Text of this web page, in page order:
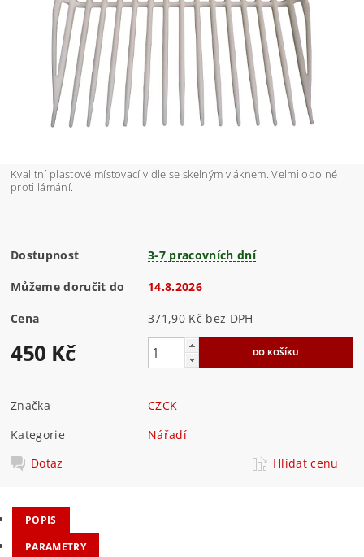
Kvalitní plastové místovací vidle se skelným vláknem. Velmi odolné
proti lámání.
Dostupnost 3-7 pracovních dní
Můžeme doručit do 14.8.2026
Cena 371,90 Kč bez DPH
450 Kč
Značka
CZCK
Kategorie
Nářadí
Dotaz
Hlídat cenu
POPIS
PARAMETRY